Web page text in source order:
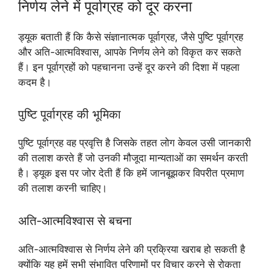
निर्णय लेने में पूर्वाग्रह को दूर करना
ड्यूक बताती हैं कि कैसे संज्ञानात्मक पूर्वाग्रह, जैसे पुष्टि पूर्वाग्रह
और अति-आत्मविश्वास, आपके निर्णय लेने को विकृत कर सकते
हैं। इन पूर्वाग्रहों को पहचानना उन्हें दूर करने की दिशा में पहला
कदम है।
पुष्टि पूर्वाग्रह की भूमिका
पुष्टि पूर्वाग्रह वह प्रवृत्ति है जिसके तहत लोग केवल उसी जानकारी
की तलाश करते हैं जो उनकी मौजूदा मान्यताओं का समर्थन करती
है। ड्यूक इस पर जोर देती हैं कि हमें जानबूझकर विपरीत प्रमाण
की तलाश करनी चाहिए।
अति-आत्मविश्वास से बचना
अति-आत्मविश्वास से निर्णय लेने की प्रक्रिया खराब हो सकती है
क्योंकि यह हमें सभी संभावित परिणामों पर विचार करने से रोकता